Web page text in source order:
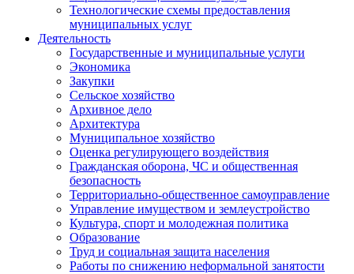
Технологические схемы предоставления
муниципальных услуг
Деятельность
Государственные и муниципальные услуги
Экономика
Закупки
Сельское хозяйство
Архивное дело
Архитектура
Муниципальное хозяйство
Оценка регулирующего воздействия
Гражданская оборона, ЧС и общественная
безопасность
Территориально-общественное самоуправление
Управление имуществом и землеустройство
Культура, спорт и молодежная политика
Образование
Труд и социальная защита населения
Работы по снижению неформальной занятости